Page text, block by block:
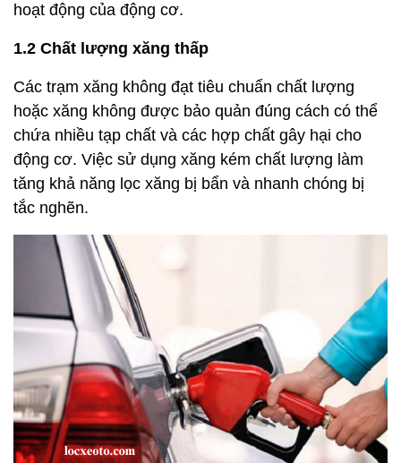
hoạt động của động cơ.
1.2 Chất lượng xăng thấp
Các trạm xăng không đạt tiêu chuẩn chất lượng
hoặc xăng không được bảo quản đúng cách có thể
chứa nhiều tạp chất và các hợp chất gây hại cho
động cơ. Việc sử dụng xăng kém chất lượng làm
tăng khả năng lọc xăng bị bẩn và nhanh chóng bị
tắc nghẽn.